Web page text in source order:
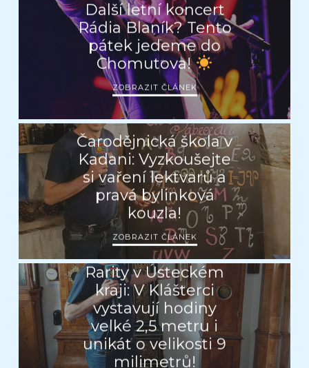
Další letní koncert
Rádia Blaník? Tento
pátek jedeme do
Chomutova!
ZOBRAZIT ČLÁNEK
Čarodějnická škola v
Kadani: Vyzkoušejte
si vaření lektvarů a
pravá bylinková
kouzla!
ZOBRAZIT ČLÁNEK
Rarity v Ústeckém
kraji: V Klášterci
vystavují hodiny
velké 2,5 metru i
unikát o velikosti 9
milimetrů!